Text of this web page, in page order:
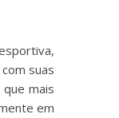
suas
mais
em